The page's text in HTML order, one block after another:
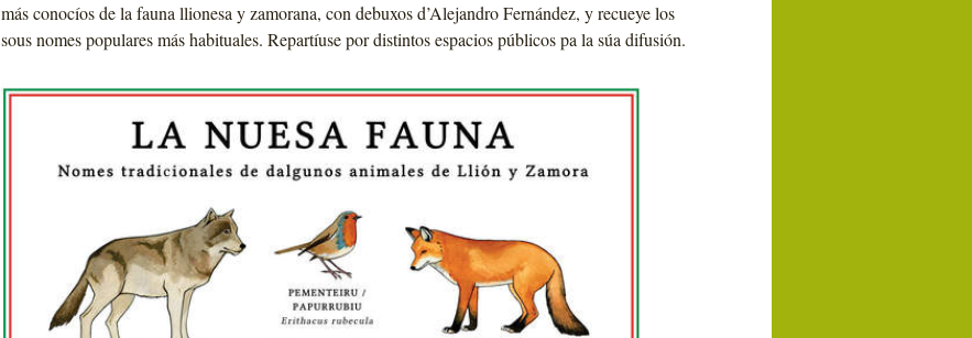
más conocíos de la fauna llionesa y zamorana, con debuxos d’Alejandro Fernández, y recueye los
sous nomes populares más habituales. Repartíuse por distintos espacios públicos pa la súa difusión.